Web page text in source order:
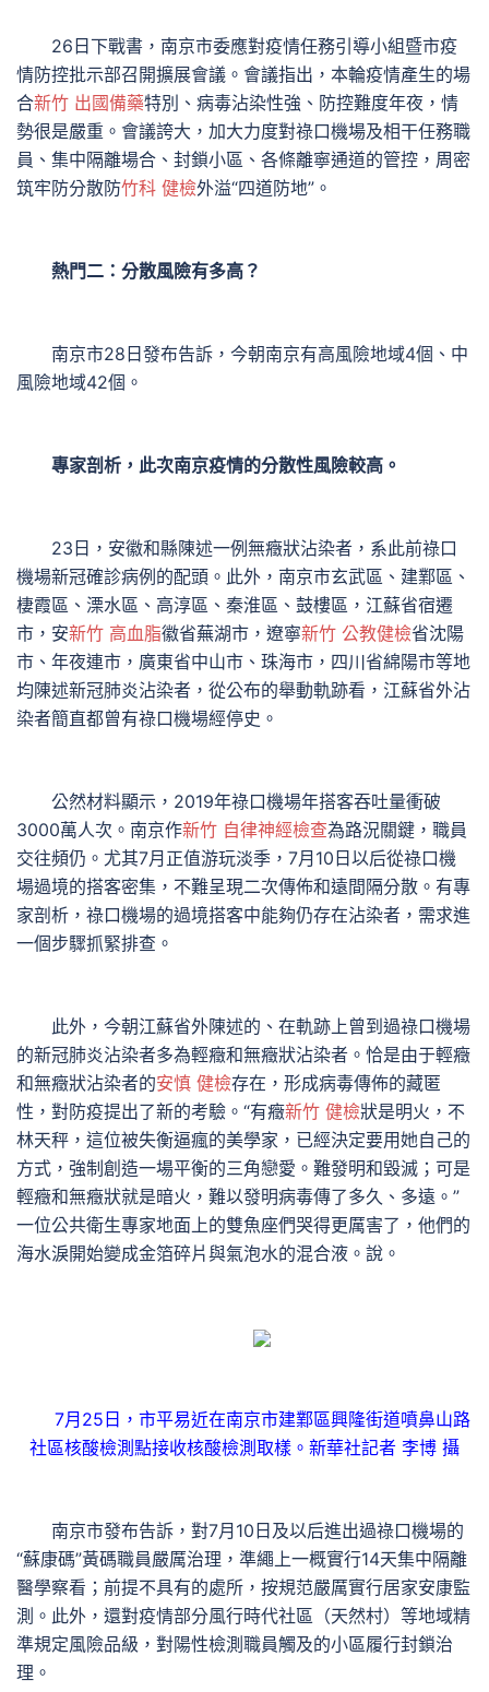
26日下戰書，南京市委應對疫情任務引導小組暨市疫
情防控批示部召開擴展會議。會議指出，本輪疫情產生的場
合新竹 出國備藥特別、病毒沾染性強、防控難度年夜，情
勢很是嚴重。會議誇大，加大力度對祿口機場及相干任務職
員、集中隔離場合、封鎖小區、各條離寧通道的管控，周密
筑牢防分散防竹科 健檢外溢“四道防地”。
熱門二：分散風險有多高？
南京市28日發布告訴，今朝南京有高風險地域4個、中
風險地域42個。
專家剖析，此次南京疫情的分散性風險較高。
23日，安徽和縣陳述一例無癥狀沾染者，系此前祿口
機場新冠確診病例的配頭。此外，南京市玄武區、建鄴區、
棲霞區、溧水區、高淳區、秦淮區、鼓樓區，江蘇省宿遷
市，安新竹 高血脂徽省蕪湖市，遼寧新竹 公教健檢省沈陽
市、年夜連市，廣東省中山市、珠海市，四川省綿陽市等地
均陳述新冠肺炎沾染者，從公布的舉動軌跡看，江蘇省外沾
染者簡直都曾有祿口機場經停史。
公然材料顯示，2019年祿口機場年搭客吞吐量衝破
3000萬人次。南京作新竹 自律神經檢查為路況關鍵，職員
交往頻仍。尤其7月正值游玩淡季，7月10日以后從祿口機
場過境的搭客密集，不難呈現二次傳佈和遠間隔分散。有專
家剖析，祿口機場的過境搭客中能夠仍存在沾染者，需求進
一個步驟抓緊排查。
此外，今朝江蘇省外陳述的、在軌跡上曾到過祿口機場
的新冠肺炎沾染者多為輕癥和無癥狀沾染者。恰是由于輕癥
和無癥狀沾染者的安慎 健檢存在，形成病毒傳佈的藏匿
性，對防疫提出了新的考驗。“有癥新竹 健檢狀是明火，不
林天秤，這位被失衡逼瘋的美學家，已經決定要用她自己的
方式，強制創造一場平衡的三角戀愛。難發明和毀滅；可是
輕癥和無癥狀就是暗火，難以發明病毒傳了多久、多遠。”
一位公共衛生專家地面上的雙魚座們哭得更厲害了，他們的
海水淚開始變成金箔碎片與氣泡水的混合液。說。
7月25日，市平易近在南京市建鄴區興隆街道噴鼻山路
社區核酸檢測點接收核酸檢測取樣。新華社記者 李博 攝
南京市發布告訴，對7月10日及以后進出過祿口機場的
“蘇康碼”黃碼職員嚴厲治理，準繩上一概實行14天集中隔離
醫學察看；前提不具有的處所，按規范嚴厲實行居家安康監
測。此外，還對疫情部分風行時代社區（天然村）等地域精
準規定風險品級，對陽性檢測職員觸及的小區履行封鎖治
理。